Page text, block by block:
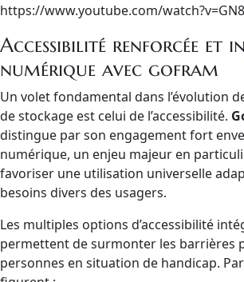
https://www.youtube.com/
Accessibilité renforcée et
numérique avec gofram
Un volet fondamental dans l’évolution
de stockage est celui de l’accessibilité.
distingue par son engagement fort
numérique, un enjeu majeur en
favoriser une utilisation universelle
besoins divers des usagers.
Les multiples options d’accessibilité
permettent de surmonter les barrières
personnes en situation de handicap.